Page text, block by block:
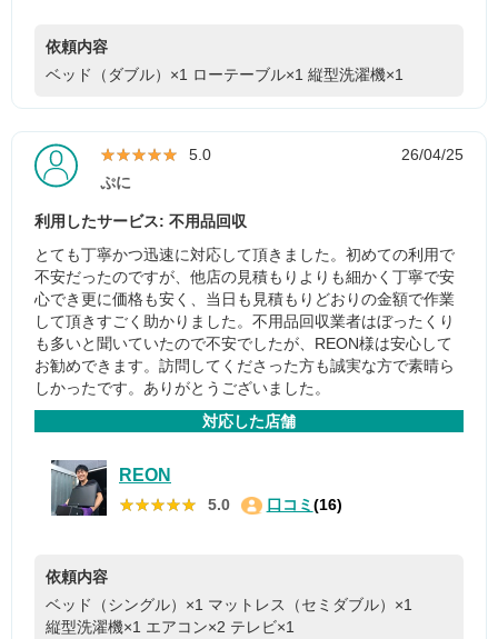
依頼内容
ベッド（ダブル）×1 ローテーブル×1 縦型洗濯機×1
★★★★★
★★★★★ 5.0
26/04/25
ぷに
利用したサービス: 不用品回収
とても丁寧かつ迅速に対応して頂きました。初めての利用で
不安だったのですが、他店の見積もりよりも細かく丁寧で安
心でき更に価格も安く、当日も見積もりどおりの金額で作業
して頂きすごく助かりました。不用品回収業者はぼったくり
も多いと聞いていたので不安でしたが、REON様は安心して
お勧めできます。訪問してくださった方も誠実な方で素晴ら
しかったです。ありがとうございました。
対応した店舗
REON
★★★★★
★★★★★ 5.0 口コミ (16)
依頼内容
ベッド（シングル）×1 マットレス（セミダブル）×1
縦型洗濯機×1 エアコン×2 テレビ×1